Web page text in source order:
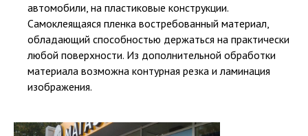
автомобили, на пластиковые конструкции.
Самоклеящаяся пленка востребованный материал,
обладающий способностью держаться на практически
любой поверхности. Из дополнительной обработки
материала возможна контурная резка и ламинация
изображения.